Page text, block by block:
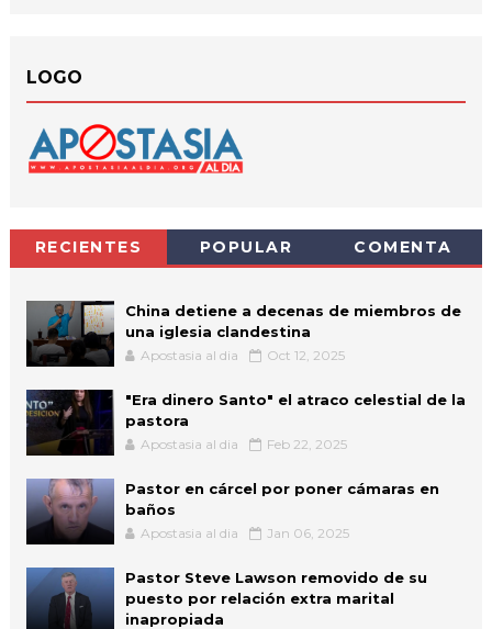
LOGO
RECIENTES POPULAR COMENTA
China detiene a decenas de miembros de
una iglesia clandestina
Apostasia al dia Oct 12, 2025
"Era dinero Santo" el atraco celestial de la
pastora
Apostasia al dia Feb 22, 2025
Pastor en cárcel por poner cámaras en
baños
Apostasia al dia Jan 06, 2025
Pastor Steve Lawson removido de su
puesto por relación extra marital
inapropiada